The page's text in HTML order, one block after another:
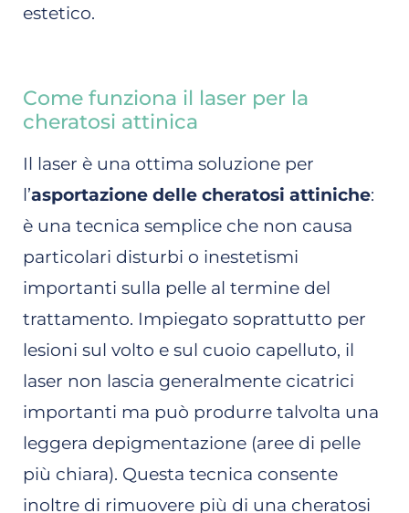
estetico.
Come funziona il laser per la
cheratosi attinica
Il laser è una ottima soluzione per
l’asportazione delle cheratosi attiniche:
è una tecnica semplice che non causa
particolari disturbi o inestetismi
importanti sulla pelle al termine del
trattamento. Impiegato soprattutto per
lesioni sul volto e sul cuoio capelluto, il
laser non lascia generalmente cicatrici
importanti ma può produrre talvolta una
leggera depigmentazione (aree di pelle
più chiara). Questa tecnica consente
inoltre di rimuovere più di una cheratosi